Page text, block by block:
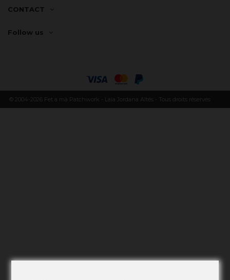
CONTACT
Follow us
© 2004-2026 Fet a mà Patchwork - Laia Jordana Altés - Tous droits réservés